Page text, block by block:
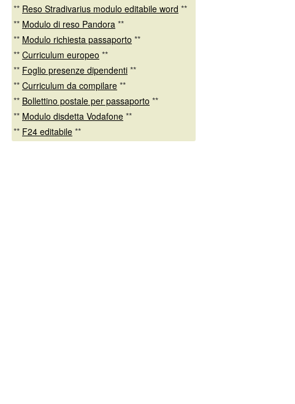
** Reso Stradivarius modulo editabile word **
** Modulo di reso Pandora **
** Modulo richiesta passaporto **
** Curriculum europeo **
** Foglio presenze dipendenti **
** Curriculum da compilare **
** Bollettino postale per passaporto **
** Modulo disdetta Vodafone **
** F24 editabile **